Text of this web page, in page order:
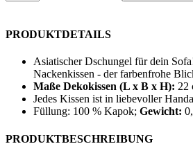
PRODUKTDETAILS
Asiatischer Dschungel für dein
Nackenkissen - der farbenfrohe
Maße Dekokissen (L x B x H): 22
Jedes Kissen ist in liebevoller
Füllung: 100 % Kapok; Gewicht:
PRODUKTBESCHREIBUNG